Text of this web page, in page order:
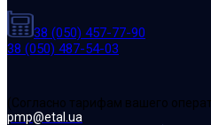
38 (050) 457-77-90
38 (050) 487-54-03
(Cогласно тарифам вашего
pmp@etal.ua